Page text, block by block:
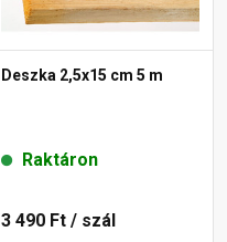
Deszka 2,5x15 cm 5 m
Raktáron
3 490 Ft / szál